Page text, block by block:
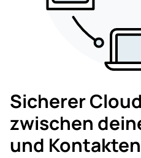
Sicherer
zwischen
und Kontakten